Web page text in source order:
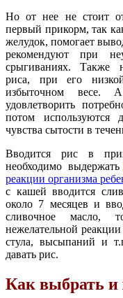
Но от нее не стоит
первый прикорм, так
желудок, помогает
рекомендуют при
срыгиваниях. Также
риса, при его
избыточном весе.
удовлетворить
потом
чувства сытости в
Вводится рис в
необходимо выдержать
реакции организма
с кашей вводится
около 7 месяцев и
сливочное масло,
нежелательной
стула, высыпаний и
давать рис.
Как выбрать и